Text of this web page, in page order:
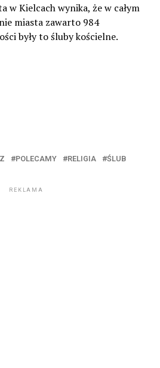
w Kielcach wynika, że w całym
miasta zawarto 984
były to śluby kościelne.
POLECAMY RELIGIA
ŚLUB
REKLAMA